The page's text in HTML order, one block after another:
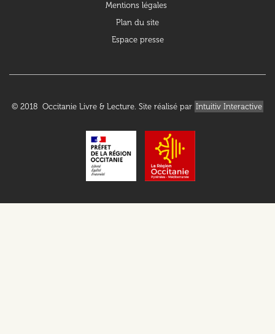
Mentions légales
Plan du site
Espace presse
© 2018 Occitanie Livre & Lecture. Site réalisé par Intuitiv Interactive